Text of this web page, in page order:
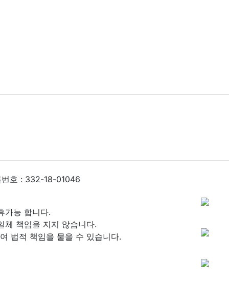
번호 : 332-18-01046
가능 합니다.
체 책임을 지지 않습니다.
법적 책임을 물을 수 있습니다.